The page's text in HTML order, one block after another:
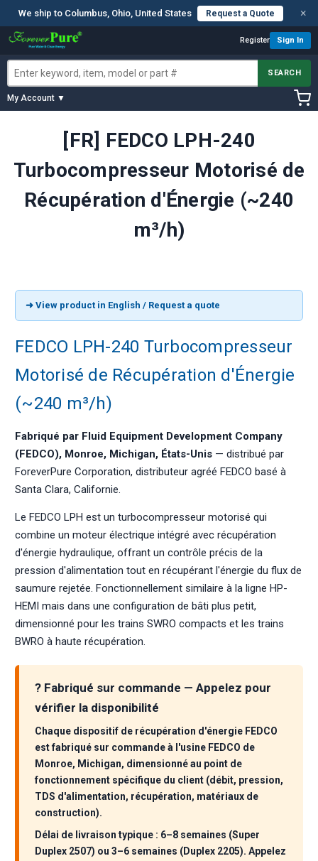
We ship to Columbus, Ohio, United States Request a Quote ×
Register Sign In
SEARCH
My Account ▼
[FR] FEDCO LPH-240
Turbocompresseur Motorisé de
Récupération d'Énergie (~240
m³/h)
➜ View product in English / Request a quote
FEDCO LPH-240 Turbocompresseur
Motorisé de Récupération d'Énergie
(~240 m³/h)
Fabriqué par Fluid Equipment Development Company
(FEDCO), Monroe, Michigan, États-Unis — distribué par
ForeverPure Corporation, distributeur agréé FEDCO basé à
Santa Clara, Californie.
Le FEDCO LPH est un turbocompresseur motorisé qui
combine un moteur électrique intégré avec récupération
d'énergie hydraulique, offrant un contrôle précis de la
pression d'alimentation tout en récupérant l'énergie du flux de
saumure rejetée. Fonctionnellement similaire à la ligne HP-
HEMI mais dans une configuration de bâti plus petit,
dimensionné pour les trains SWRO compacts et les trains
BWRO à haute récupération.
? Fabriqué sur commande — Appelez pour
vérifier la disponibilité
Chaque dispositif de récupération d'énergie FEDCO
est fabriqué sur commande à l'usine FEDCO de
Monroe, Michigan, dimensionné au point de
fonctionnement spécifique du client (débit, pression,
TDS d'alimentation, récupération, matériaux de
construction).
Délai de livraison typique : 6–8 semaines (Super
Duplex 2507) ou 3–6 semaines (Duplex 2205). Appelez